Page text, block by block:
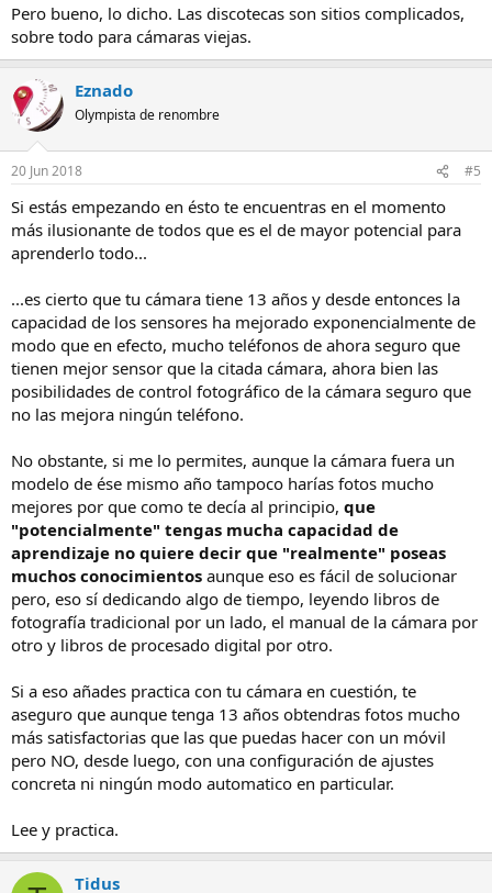
Pero bueno, lo dicho. Las discotecas son sitios complicados,
sobre todo para cámaras viejas.
Eznado
Olympista de renombre
20 Jun 2018 #5
Si estás empezando en ésto te encuentras en el momento
más ilusionante de todos que es el de mayor potencial para
aprenderlo todo...
...es cierto que tu cámara tiene 13 años y desde entonces la
capacidad de los sensores ha mejorado exponencialmente de
modo que en efecto, mucho teléfonos de ahora seguro que
tienen mejor sensor que la citada cámara, ahora bien las
posibilidades de control fotográfico de la cámara seguro que
no las mejora ningún teléfono.
No obstante, si me lo permites, aunque la cámara fuera un
modelo de ése mismo año tampoco harías fotos mucho
mejores por que como te decía al principio, que
"potencialmente" tengas mucha capacidad de
aprendizaje no quiere decir que "realmente" poseas
muchos conocimientos aunque eso es fácil de solucionar
pero, eso sí dedicando algo de tiempo, leyendo libros de
fotografía tradicional por un lado, el manual de la cámara por
otro y libros de procesado digital por otro.
Si a eso añades practica con tu cámara en cuestión, te
aseguro que aunque tenga 13 años obtendras fotos mucho
más satisfactorias que las que puedas hacer con un móvil
pero NO, desde luego, con una configuración de ajustes
concreta ni ningún modo automatico en particular.
Lee y practica.
Tidus